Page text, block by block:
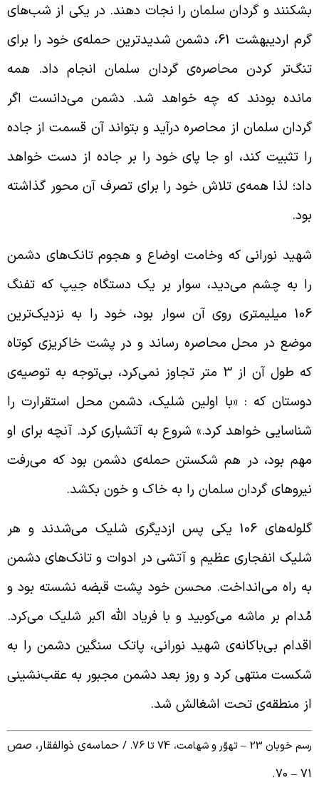
و گردان سلمان را نجات دهند. در یکی از شب‌های
گرم اردیبهشت 61، دشمن شدیدترین حمله‌ی خود را برای
کردن محاصره‌ی گردان سلمان انجام داد. همه
بودند که چه خواهد شد. دشمن می‌دانست اگر
سلمان از محاصره درآید و بتواند آن قسمت از جاده
تثبیت کند، او جا پای خود را بر جاده از دست خواهد
لذا همه‌ی تلاش خود را برای تصرف آن محور گذاشته
نورانی که وخامت اوضاع و هجوم تانک‌های دشمن
به چشم می‌دید، سوار بر یک دستگاه جیپ که تفنگ
106 میلیمتری روی آن سوار بود، خود را به نزدیک‌ترین
در محل محاصره رساند و در پشت خاکریزی کوتاه
که طول آن از 3 متر تجاوز نمی‌کرد، بی‌توجه به توصیه‌ی
که : «با اولین شلیک، دشمن محل استقرارت را
خواهد کرد.» شروع به آتشباری کرد. آنچه برای او
بود، در هم شکستن حمله‌ی دشمن بود که می‌رفت
گردان سلمان را به خاک و خون بکشد.
گلوله‌های 106 یکی پس ازدیگری شلیک می‌شدند و هر
انفجاری عظیم و آتشی در ادوات و تانک‌های دشمن
راه می‌انداخت. محسن خود پشت قبضه نشسته بود و
بر ماشه می‌کوبید و با فریاد الله اکبر شلیک می‌کرد.
بی‌باکانه‌ی شهید نورانی، پاتک سنگین دشمن را به
منتهی کرد و روز بعد دشمن مجبور به عقب‌نشینی
منطقه‌ی تحت اشغالش شد.
خوبان 23 – تهوّر و شهامت، 74 تا 76. /
حماسه‌ی ذوالفقار، صص
–